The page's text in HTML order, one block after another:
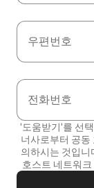
우편번호
전화번호
'도움받기'를 선
너사로부터 공동
의하시는 것입니
호스트 네트워